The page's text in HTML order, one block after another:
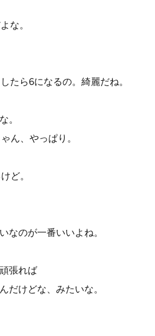
な。
たら6になるの。綺麗だね。
。
ん、やっぱり。
ど。
なのが一番いいよね。
張れば
だけどな、みたいな。